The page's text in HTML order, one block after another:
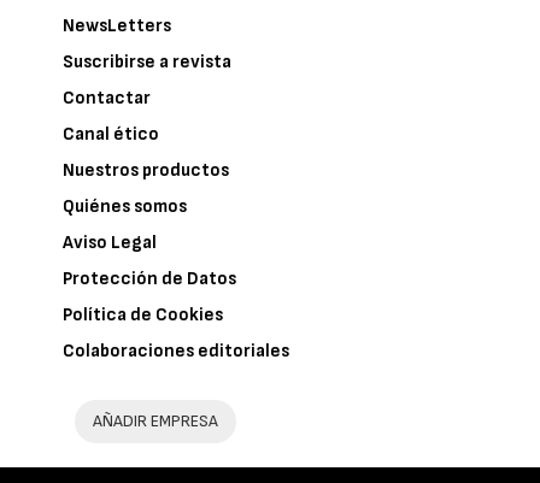
NewsLetters
Suscribirse a revista
Contactar
Canal ético
Nuestros productos
Quiénes somos
Aviso Legal
Protección de Datos
Política de Cookies
Colaboraciones editoriales
AÑADIR EMPRESA